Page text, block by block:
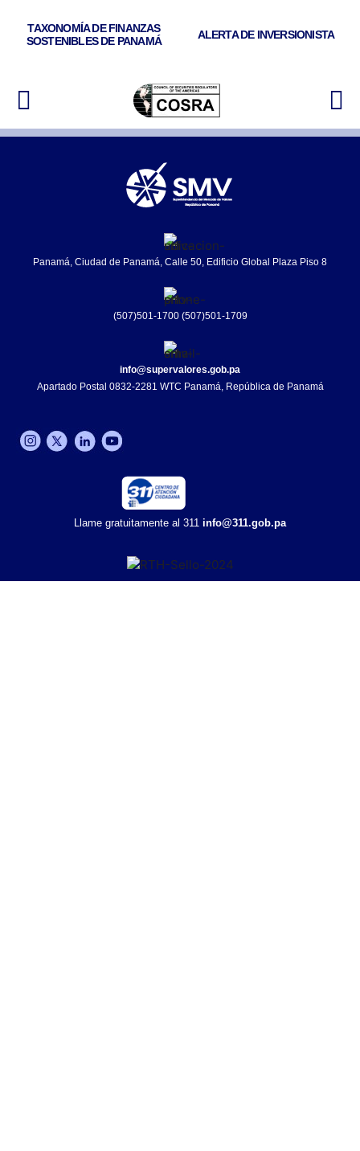
TAXONOMÍA DE FINANZAS
SOSTENIBLES DE PANAMÁ
ALERTA DE INVERSIONISTA
Panamá, Ciudad de Panamá, Calle 50, Edificio Global Plaza Piso 8
(507)501-1700 (507)501-1709
info@supervalores.gob.pa
Apartado Postal 0832-2281 WTC Panamá, República de Panamá​
Llame gratuitamente al 311 info@311.gob.pa